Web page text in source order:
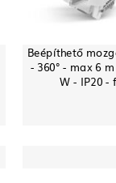
Beépíthető
- 360° - max 6
W - IP20 -